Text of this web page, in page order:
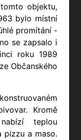
objektu,
bylo místní
promítání -
se zapsalo i
roku 1989
Občanského
Kromě
teplou
pizzu a maso.